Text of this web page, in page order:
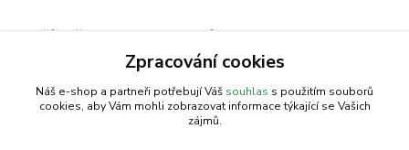
Zboží zařazeno v kategoriích
Převodovka DSK 316Zpracování cookies
Náš e-shop a partneři potřebují Váš souhlas s použitím souborů
cookies, aby Vám mohli zobrazovat informace týkající se Vašich
zájmů.